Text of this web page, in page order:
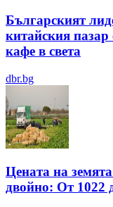
Българският
китайския пазар
кафе в света
dbr.bg
Цената на
двойно: От 1022